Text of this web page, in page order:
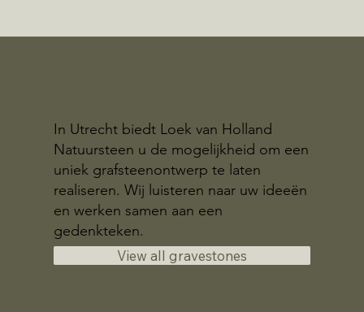
In Utrecht biedt Loek van Holland
Natuursteen u de mogelijkheid om een
uniek grafsteenontwerp te laten
realiseren. Wij luisteren naar uw ideeën
en werken samen aan een
gedenkteken.
View all gravestones